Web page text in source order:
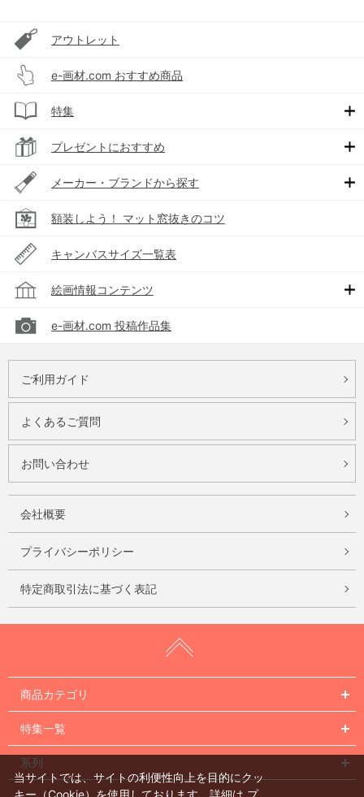
アウトレット
e-画材.com おすすめ商品
特集
プレゼントにおすすめ
メーカー・ブランドから探す
額装しよう！ マット窓抜きのコツ
キャンバスサイズ一覧表
絵画情報コンテンツ
e-画材.com 投稿作品集
ご利用ガイド
よくあるご質問
お問い合わせ
会社概要
プライバシーポリシー
特定商取引法に基づく表記
商品カテゴリ
特集一覧
系列
当サイトでは、サイトの利便性向上を目的にクッ